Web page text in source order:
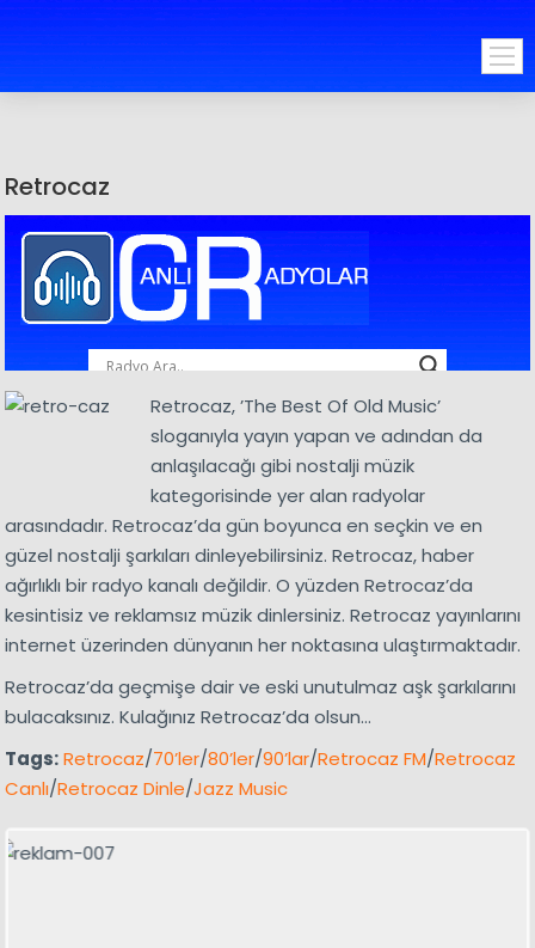
Retrocaz
Retrocaz, ’The Best Of Old Music’
sloganıyla yayın yapan ve adından da
anlaşılacağı gibi nostalji müzik
kategorisinde yer alan radyolar
arasındadır. Retrocaz’da gün boyunca en seçkin ve en
güzel nostalji şarkıları dinleyebilirsiniz. Retrocaz, haber
ağırlıklı bir radyo kanalı değildir. O yüzden Retrocaz’da
kesintisiz ve reklamsız müzik dinlersiniz. Retrocaz yayınlarını
internet üzerinden dünyanın her noktasına ulaştırmaktadır.
Retrocaz’da geçmişe dair ve eski unutulmaz aşk şarkılarını
bulacaksınız. Kulağınız Retrocaz’da olsun…
Tags:Retrocaz/70’ler/80’ler/90’lar/Retrocaz FM/Retrocaz
Canlı/Retrocaz Dinle/Jazz Music